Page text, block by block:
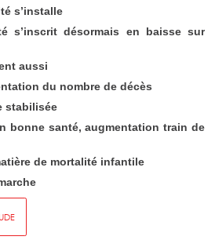
s’installe
s’inscrit désormais en baisse sur
aussi
du nombre de décès
stabilisée
bonne santé, augmentation train de
de mortalité infantile